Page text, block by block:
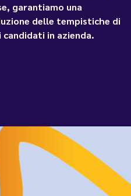
garantiamo una
delle tempistiche di
in azienda.
the 'Accept all'
If you don't see
click here.